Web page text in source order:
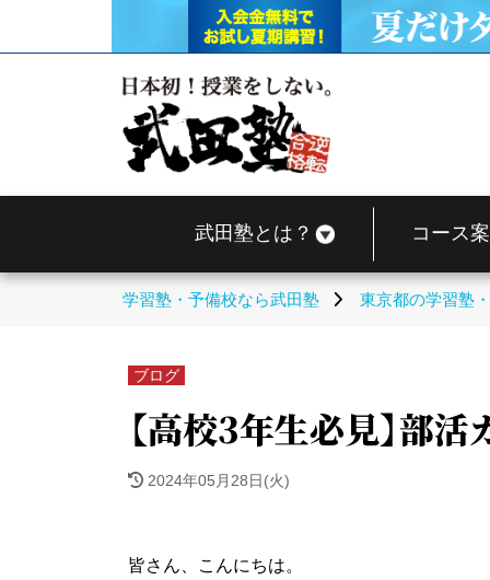
武田塾とは？ コース
学習塾・予備校なら武田塾 東京都の学習塾
ブログ
【高校3年生必見】部
2024年05月28日(火)
皆さん、こんにちは。